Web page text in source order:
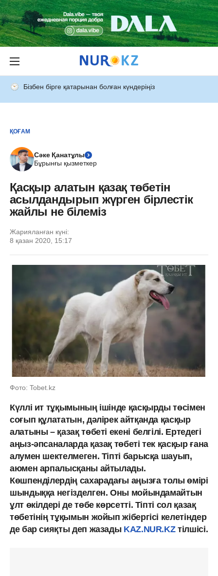
Бізбен бірге қатарынан болған күндеріңіз
ҚОҒАМ
Сәке Қанатұлы
Бұрынғы қызметкер
Қасқыр алатын қазақ төбетін
асылдандырып жүрген бірлестік
жайлы не білеміз
Жарияланған күні:
8 қазан 2020, 15:17
Фото: Tobet.kz
Күллі ит тұқымының ішінде қасқырды төсімен
соғып құлататын, дәлірек айтқанда қасқыр
алатыны – қазақ төбеті екені белгілі. Ертедегі
аңыз-әпсаналарда қазақ төбеті тек қасқыр ғана
алумен шектелмеген. Тіпті барысқа шауып,
аюмен арпалысқаны айтылады.
Көшпенділердің сахарадағы аңызға толы өмірі
шындыққа негізделген. Оны мойындамайтын
ұлт өкілдері де төбе көрсетті. Тіпті сол қазақ
төбетінің тұқымын жойып жібергісі келетіндер
де бар сияқты деп жазады KAZ.NUR.KZтілшісі.